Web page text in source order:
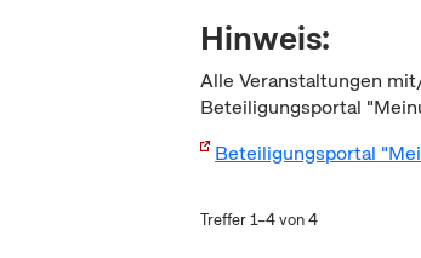
Hinweis:
Alle Veranstaltungen
Beteiligungsportal
Beteiligungsportal
Treffer 1–4 von 4